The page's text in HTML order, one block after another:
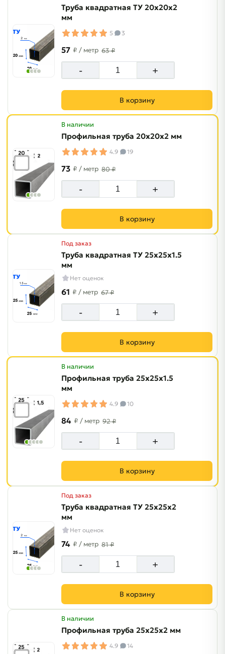
Труба квадратная ТУ 20х20х2
мм
5 3
57 ₽ / метр 63 ₽
- +
В корзину
В наличии
Профильная труба 20х20х2 мм
4.9 19
73 ₽ / метр 80 ₽
- +
В корзину
Под заказ
Труба квадратная ТУ 25х25х1.5
мм
Нет оценок
61 ₽ / метр 67 ₽
- +
В корзину
В наличии
Профильная труба 25х25х1.5
мм
4.9 10
84 ₽ / метр 92 ₽
- +
В корзину
Под заказ
Труба квадратная ТУ 25х25х2
мм
Нет оценок
74 ₽ / метр 81 ₽
- +
В корзину
В наличии
Профильная труба 25х25х2 мм
4.9 14